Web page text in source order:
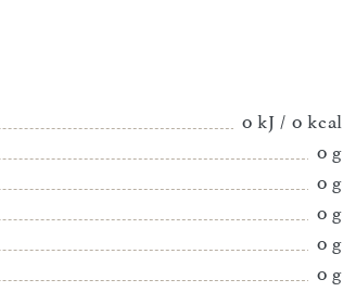
0 kJ / 0 kcal
0 g
0 g
0 g
0 g
0 g